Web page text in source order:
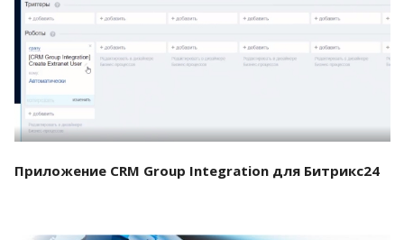
Смотреть проект
Приложение CRM Group Integration для Битрикс24